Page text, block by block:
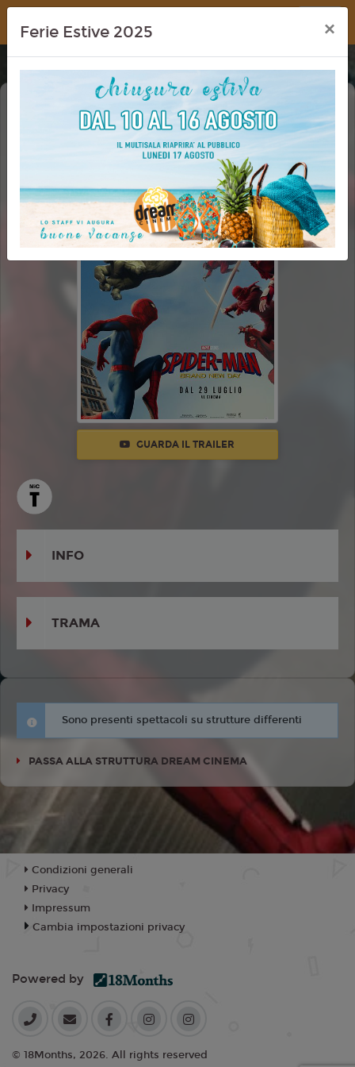
Dream Cinema
SPIDER-MAN: BRAND NEW DAY
GUARDA IL TRAILER
INFO
TRAMA
Sono presenti spettacoli su strutture differenti
PASSA ALLA STRUTTURA DREAM CINEMA
Ferie Estive 2025 ×
Condizioni generali
Privacy
Impressum
Cambia impostazioni privacy
Powered by
© 18Months, 2026. All rights reserved